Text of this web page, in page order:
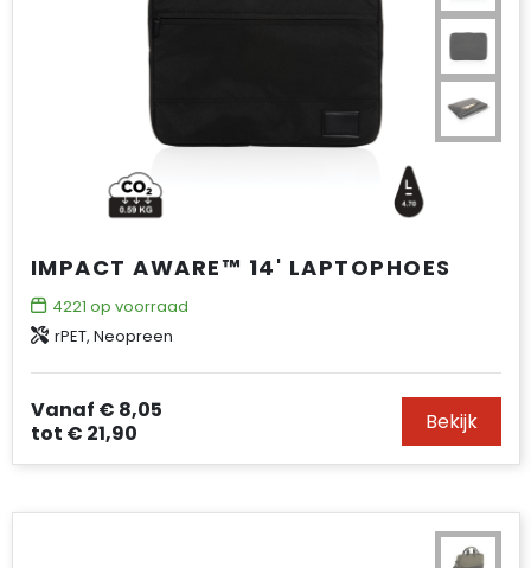
IMPACT AWARE™ 14' LAPTOPHOES
4221 op voorraad
rPET, Neopreen
Vanaf € 8,05
tot € 21,90 Bekijk